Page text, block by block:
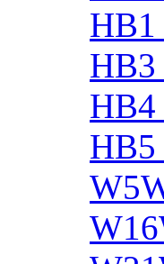
HB1
HB3
HB4
HB5